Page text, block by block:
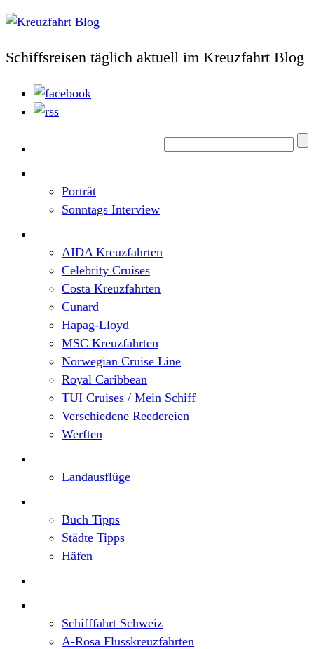
Schiffsreisen täglich aktuell im Kreuzfahrt Blog
Porträt
Sonntags Interview
AIDA Kreuzfahrten
Celebrity Cruises
Costa Kreuzfahrten
Cunard
Hapag-Lloyd
MSC Kreuzfahrten
Norwegian Cruise Line
Royal Caribbean
TUI Cruises / Mein Schiff
Verschiedene Reedereien
Werften
Landausflüge
Buch Tipps
Städte Tipps
Häfen
Schifffahrt Schweiz
A-Rosa Flusskreuzfahrten